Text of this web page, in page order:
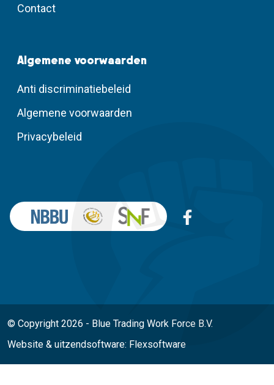
Contact
Algemene voorwaarden
Anti discriminatiebeleid
Algemene voorwaarden
Privacybeleid
© Copyright 2026 - Blue Trading Work Force B.V.
Website & uitzendsoftware: Flexsoftware